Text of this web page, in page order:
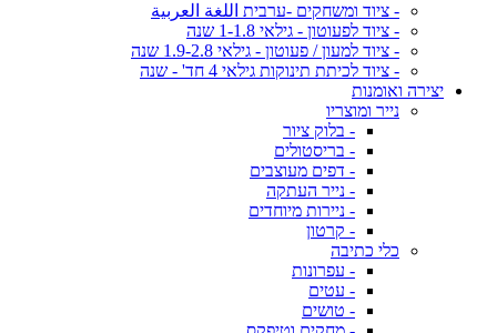
- ציוד ומשחקים -ערבית اللغة العربية
- ציוד לפעוטון - גילאי 1-1.8 שנה
- ציוד למעון / פעוטון - גילאי 1.9-2.8 שנה
- ציוד לכיתת תינוקות גילאי 4 חד' - שנה
יצירה ואומנות
נייר ומוצריו
- בלוק ציור
- בריסטולים
- דפים מעוצבים
- נייר העתקה
- ניירות מיוחדים
- קרטון
כלי כתיבה
- עפרונות
- עטים
- טושים